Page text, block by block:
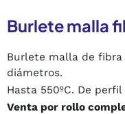
Burlete malla
Burlete malla de
diámetros.
Hasta 550ºC. De perfil
Venta por rollo